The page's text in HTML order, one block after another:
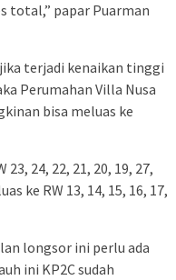
total,” papar Puarman
terjadi kenaikan tinggi
Perumahan Villa Nusa
bisa meluas ke
24, 22, 21, 20, 19, 27,
ke RW 13, 14, 15, 16, 17,
longsor ini perlu ada
ini KP2C sudah